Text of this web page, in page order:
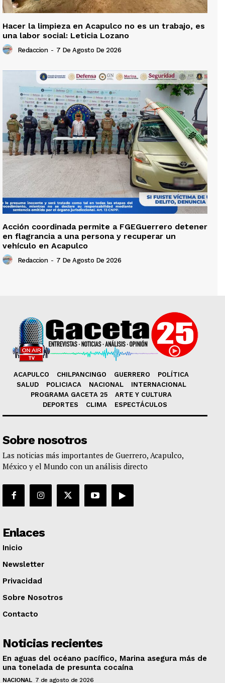
Hacer la limpieza en Acapulco no es un trabajo, es
una labor social: Leticia Lozano
Redaccion - 7 De Agosto De 2026
Acción coordinada permite a FGEGuerrero detener
en flagrancia a una persona y recuperar un
vehículo en Acapulco
Redaccion - 7 De Agosto De 2026
ACAPULCO CHILPANCINGO GUERRERO
POLÍTICA
SALUD
POLICIACA NACIONAL
INTERNACIONAL
PROGRAMA GACETA 25
ARTE Y CULTURA
DEPORTES
CLIMA ESPECTÁCULOS
Sobre nosotros
Las noticias más importantes de Guerrero, Acapulco,
México y el Mundo con un análisis directo
Enlaces
Inicio
Newsletter
Privacidad
Sobre Nosotros
Contacto
Noticias recientes
En aguas del océano pacífico, Marina asegura más de
una tonelada de presunta cocaína
NACIONAL 7 de agosto de 2026